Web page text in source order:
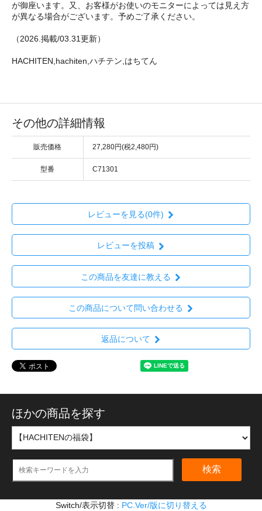
が御座います。又、お客様がお使いのモニターによっては見え方
が異なる場合がございます。予めご了承ください。
（2026.掲載/03.31更新）
HACHITEN,hachiten,ハチテン,はちてん
その他の詳細情報
販売価格 27,280円(税2,480円)
型番 C71301
レビューを見る(0件)
レビューを投稿
この商品を友達に教える
この商品について問い合わせる
返品について
ほかの商品を探す
検索
Switch/表示切替 : PC.Ver/版に切り替える